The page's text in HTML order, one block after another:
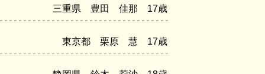
三重県 豊田 佳那 17歳
東京都 栗原 慧 17歳